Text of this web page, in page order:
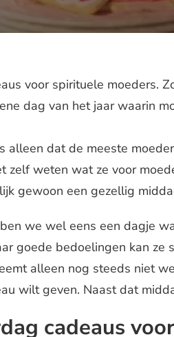
voor spirituele moeders.
dag van het jaar waarin
alleen dat de meeste
zelf weten wat ze voor
gewoon een gezellig
we wel eens een dagje
goede bedoelingen kan ze
alleen nog steeds niet
wilt geven. Naast dat
cadeaus